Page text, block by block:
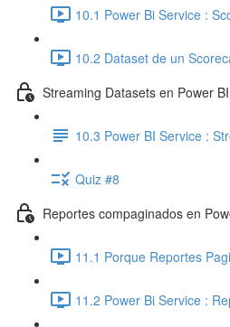
10.1 Power Bi Service :
10.2 Dataset de un
Streaming Datasets en Power
10.3 Power BI Service :
Quiz #8
Reportes compaginados en
11.1 Porque Reportes
11.2 Power Bi Service :